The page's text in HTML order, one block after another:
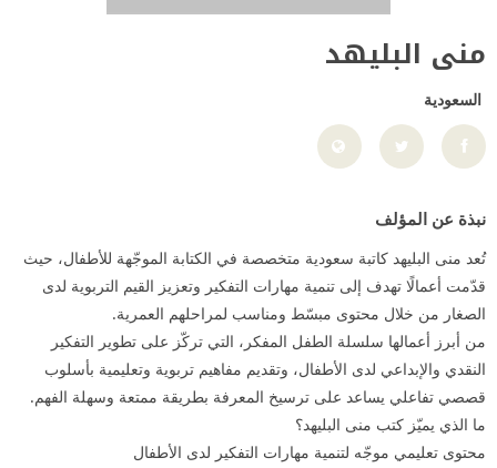
منى البليهد
السعودية
نبذة عن المؤلف
تُعد منى البليهد كاتبة سعودية متخصصة في الكتابة الموجّهة للأطفال، حيث
قدّمت أعمالًا تهدف إلى تنمية مهارات التفكير وتعزيز القيم التربوية لدى
الصغار من خلال محتوى مبسّط ومناسب لمراحلهم العمرية.
من أبرز أعمالها سلسلة الطفل المفكر، التي تركّز على تطوير التفكير
النقدي والإبداعي لدى الأطفال، وتقديم مفاهيم تربوية وتعليمية بأسلوب
قصصي تفاعلي يساعد على ترسيخ المعرفة بطريقة ممتعة وسهلة الفهم.
ما الذي يميّز كتب منى البليهد؟
محتوى تعليمي موجّه لتنمية مهارات التفكير لدى الأطفال